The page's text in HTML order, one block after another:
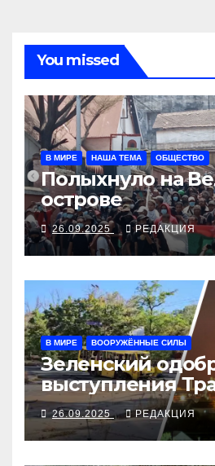
You missed
В МИРЕ НАША ТЕМА ОБЩЕСТВО
Полыхнуло на
острове
26.09.2025 РЕДАКЦИЯ
В МИРЕ ВООРУЖЁННЫЕ СИЛЫ
Зеленский
выступления
закрыли
рубеж
26.09.2025 РЕДАКЦИЯ